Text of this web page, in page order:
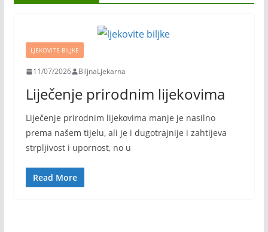
LJEKOVITE BILJKE
11/07/2026 BiljnaLjekarna
Liječenje prirodnim lijekovima
Liječenje prirodnim lijekovima manje je nasilno
prema našem tijelu, ali je i dugotrajnije i zahtijeva
strpljivost i upornost, no u
Read More